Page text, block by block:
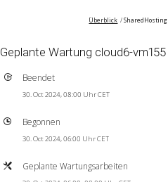
Überblick SharedHosting
Geplante Wartung cloud6-vm155
Beendet
30. Oct 2024, 08:00 Uhr CET
Begonnen
30. Oct 2024, 06:00 Uhr CET
Geplante Wartungsarbeiten